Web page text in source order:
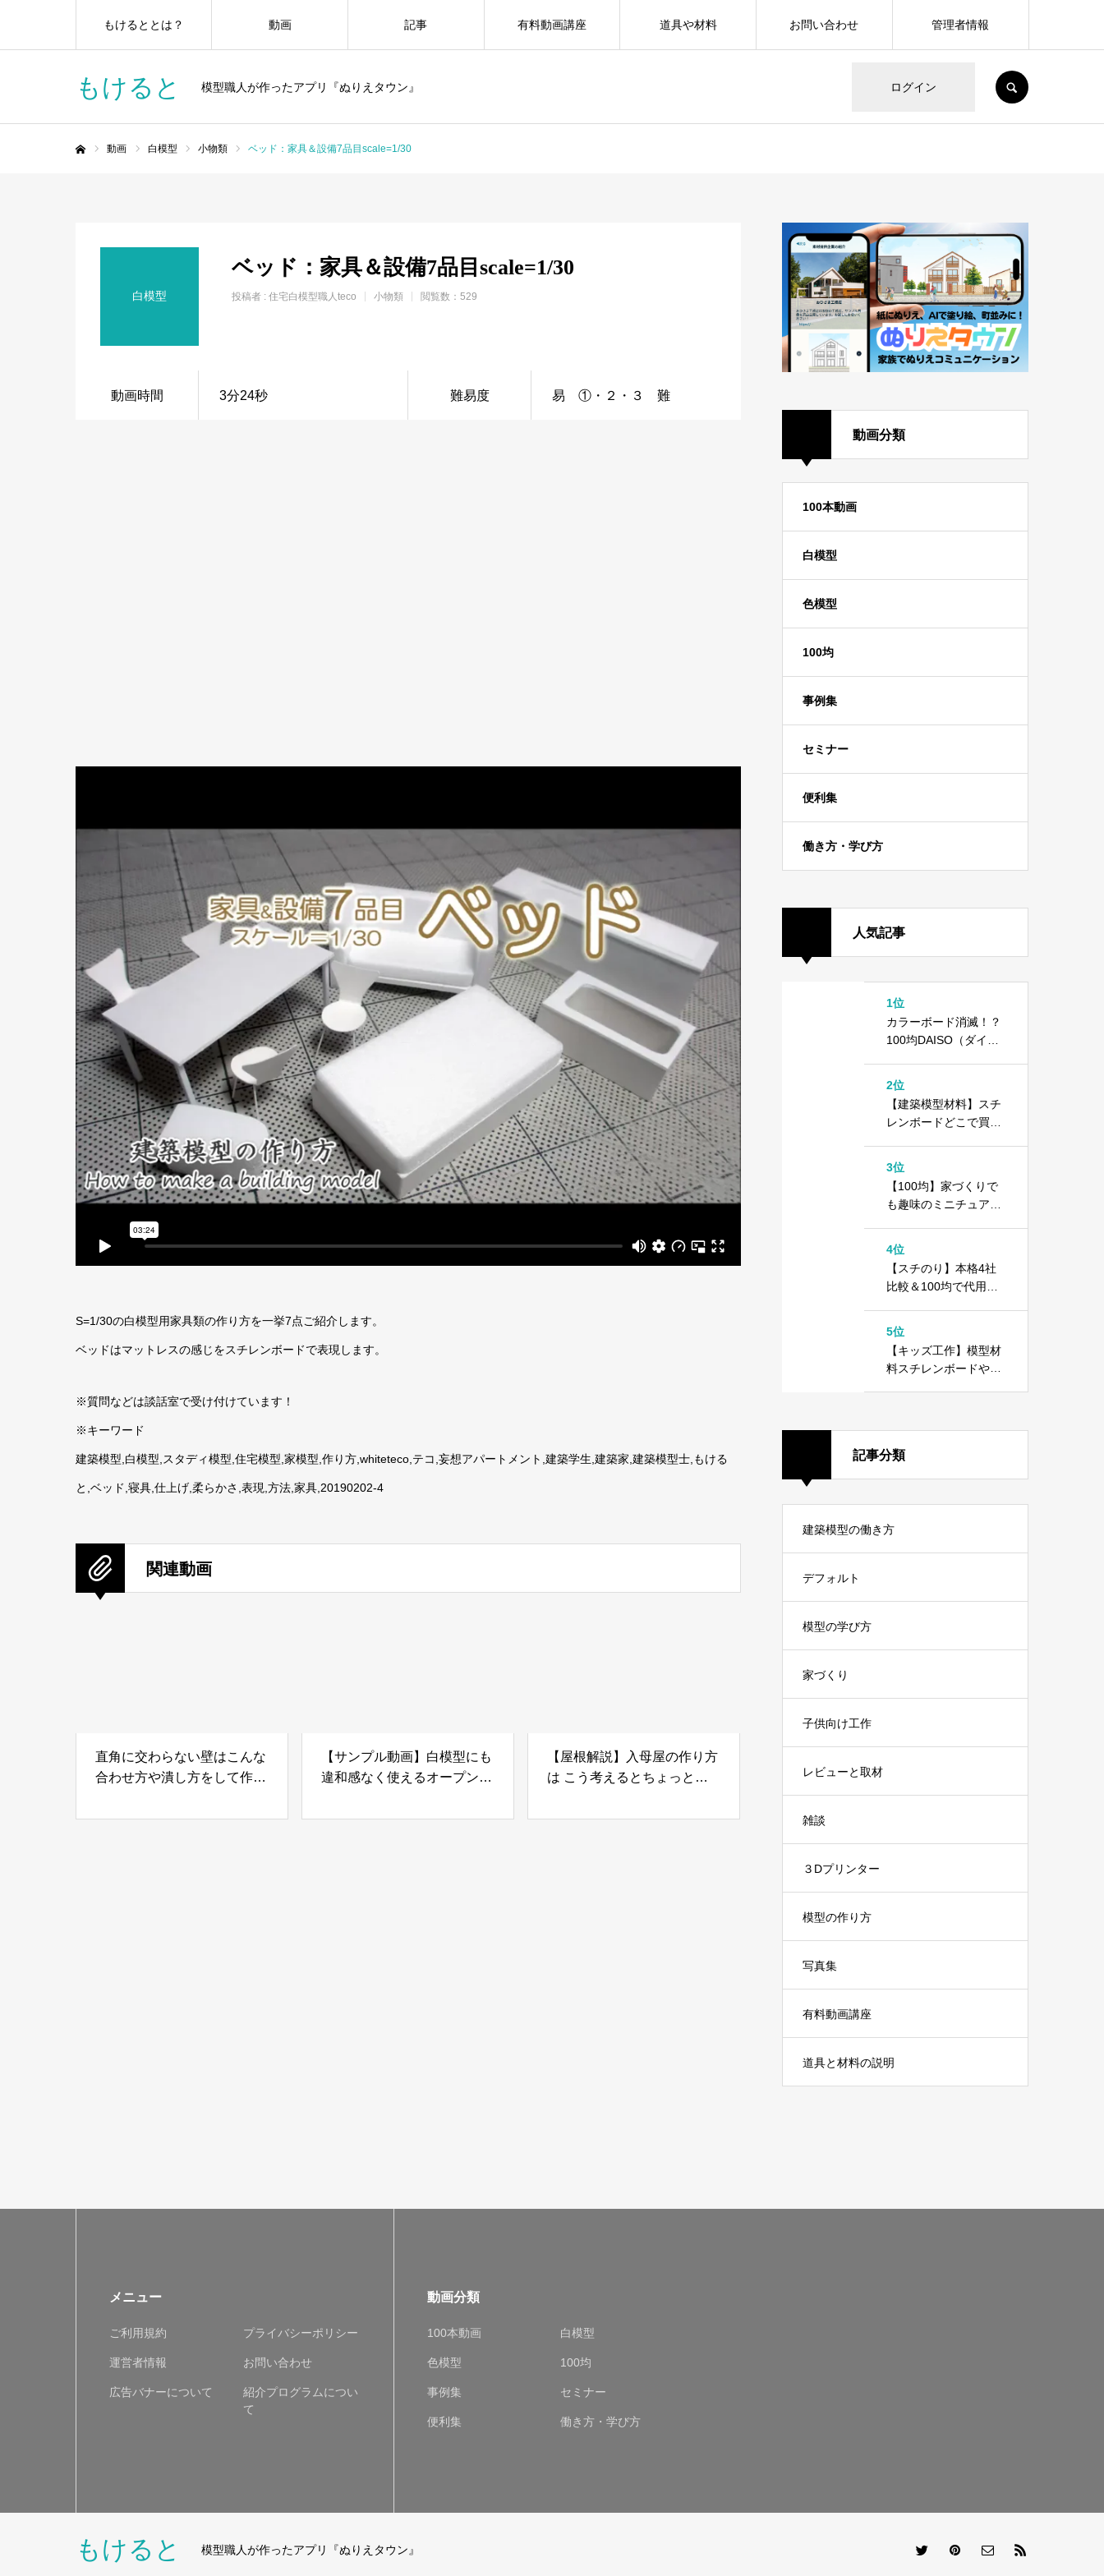
もけると 模型職人が作ったアプリ『ぬりえタウン』 ログイン
もけるととは？ 動画 記事 有料動画講座 道具や材料 お問い合わせ 管理者情報
動画 白模型 小物類 ベッド：家具＆設備7品目scale=1/30
白模型
ベッド：家具＆設備7品目scale=1/30
投稿者 : 住宅白模型職人teco 小物類 閲覧数：529
動画時間 3分24秒 難易度 易 ①・２・３ 難
S=1/30の白模型用家具類の作り方を一挙7点ご紹介します。
ベッドはマットレスの感じをスチレンボードで表現します。
※質問などは談話室で受け付けています！
※キーワード
建築模型,白模型,スタディ模型,住宅模型,家模型,作り方,whiteteco,テコ,妄想アパートメント,建築学生,建築家,建築模型士,もける
と,ベッド,寝具,仕上げ,柔らかさ,表現,方法,家具,20190202-4
関連動画
直角に交わらない壁はこんな
合わせ方や潰し方をして作り
【サンプル動画】白模型にも
違和感なく使えるオープンな
【屋根解説】入母屋の作り方
は こう考えるとちょっと簡
動画分類
100本動画
白模型
色模型
100均
事例集
セミナー
便利集
働き方・学び方
人気記事
1位
カラーボード消滅！？
100均DAISO（ダイソ
2位
【建築模型材料】スチ
レンボードどこで買え
3位
【100均】家づくりで
も趣味のミニチュアで
方
4位
【スチのり】本格4社
比較＆100均で代用で
5位
【キッズ工作】模型材
料スチレンボードや10
記事分類
建築模型の働き方
デフォルト
模型の学び方
家づくり
子供向け工作
レビューと取材
雑談
３Dプリンター
模型の作り方
写真集
有料動画講座
道具と材料の説明
メニュー
ご利用規約 プライバシーポリシー
運営者情報 お問い合わせ
広告バナーについて
紹介プログラムについ
て
動画分類
100本動画 白模型
色模型 100均
事例集 セミナー
便利集 働き方・学び方
もけると 模型職人が作ったアプリ『ぬりえタウン』